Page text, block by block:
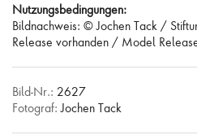
Nutzungsbedingungen:
Bildnachweis: © Jochen Tack /
Release vorhanden / Model
Bild-Nr.: 2627
Fotograf: Jochen Tack